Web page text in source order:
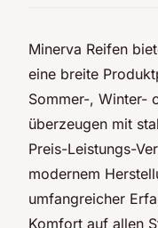
Minerva Reifen
eine breite
Sommer-, Winter-
überzeugen mit
Preis-Leistungs-
modernem
umfangreicher
Komfort auf allen